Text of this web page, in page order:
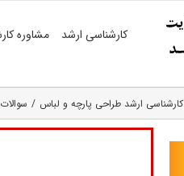
کارشناسی ارشد مشاوره
کارشناسی ارشد طراحی پارچه و لباس